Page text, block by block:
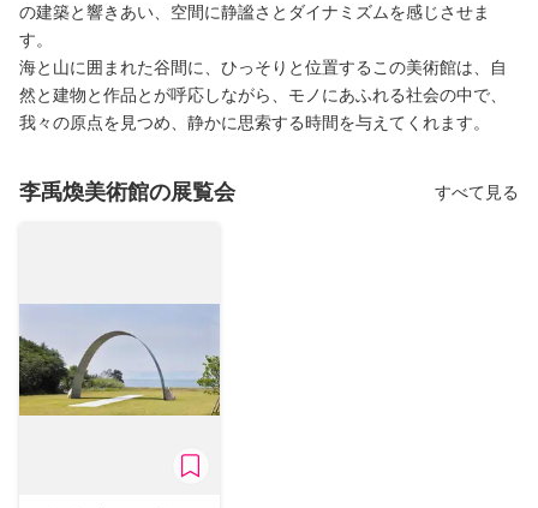
の建築と響きあい、空間に静謐さとダイナミズムを感じさせま
す。
海と山に囲まれた谷間に、ひっそりと位置するこの美術館は、自
然と建物と作品とが呼応しながら、モノにあふれる社会の中で、
我々の原点を見つめ、静かに思索する時間を与えてくれます。
李禹煥美術館の展覧会 すべて見る